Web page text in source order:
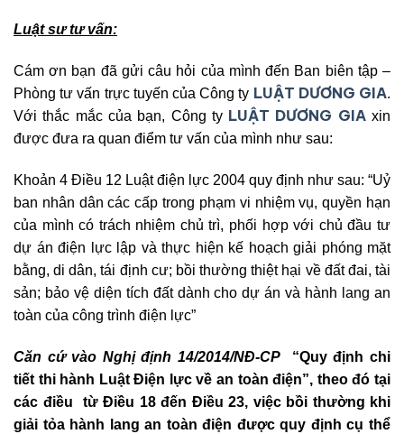
Luật sư tư vấn:
Cám ơn bạn đã gửi câu hỏi của mình đến Ban biên tập –
Phòng tư vấn trực tuyến của Công ty LUẬT DƯƠNG GIA.
Với thắc mắc của bạn, Công ty LUẬT DƯƠNG GIAxin
được đưa ra quan điểm tư vấn của mình như sau:
Khoản 4 Điều 12 Luật điện lực 2004 quy định như sau: “Uỷ
ban nhân dân các cấp trong phạm vi nhiệm vụ, quyền hạn
của mình có trách nhiệm chủ trì, phối hợp với chủ đầu tư
dự án điện lực lập và thực hiện kế hoạch giải phóng mặt
bằng, di dân, tái định cư; bồi thường thiệt hại về đất đai, tài
sản; bảo vệ diện tích đất dành cho dự án và hành lang an
toàn của công trình điện lực”
Căn cứ vào Nghị định 14/2014/NĐ-CP “Quy định chi
tiết thi hành Luật Điện lực về an toàn điện”, theo đó tại
các điều từ Điều 18 đến Điều 23, việc bồi thường khi
giải tỏa hành lang an toàn điện được quy định cụ thể